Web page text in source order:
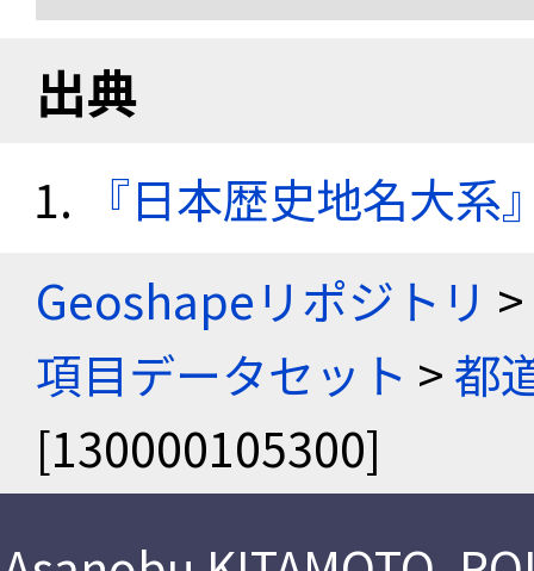
出典
『日本歴史地名大
Geoshapeリポジトリ >
項目データセット >都
[130000105300]